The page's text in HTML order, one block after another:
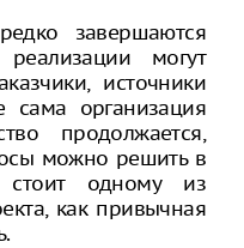
завершаются
могут
источники
организация
продолжается,
можно решить в
одному из
как привычная